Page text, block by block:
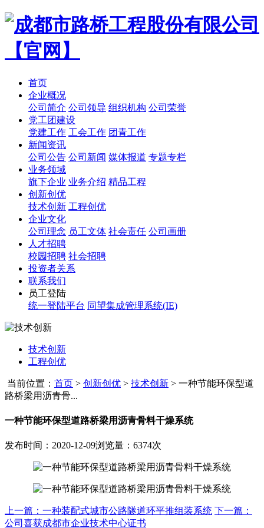
首页
企业概况
公司简介 公司领导 组织机构 公司荣誉
党工团建设
党建工作 工会工作 团青工作
新闻资讯
公司公告 公司新闻 媒体报道 专题专栏
业务领域
旗下企业 业务介绍 精品工程
创新创优
技术创新 工程创优
企业文化
公司理念 员工文体 社会责任 公司画册
人才招聘
校园招聘 社会招聘
投资者关系
联系我们
员工登陆
统一登陆平台 同望集成管理系统(IE)
技术创新
工程创优
当前位置： 首页 > 创新创优 > 技术创新 > 一种节能环保型道
路桥梁用沥青骨...
一种节能环保型道路桥梁用沥青骨料干燥系统
发布时间：2020-12-09浏览量：6374次
上一篇：一种装配式城市公路隧道环平推组装系统 下一篇：
公司喜获成都市企业技术中心证书